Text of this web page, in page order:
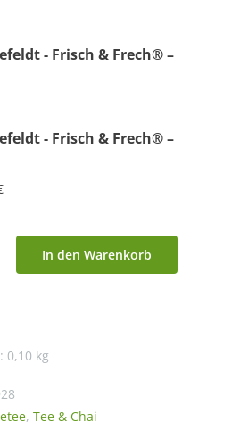
- Frisch & Frech® –
- Frisch & Frech® –
In den Warenkorb
0,10 kg
, Tee & Chai